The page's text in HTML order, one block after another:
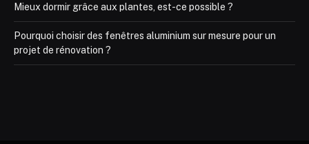
Mieux dormir grâce aux plantes, est-ce possible ?
Pourquoi choisir des fenêtres aluminium sur mesure pour un
projet de rénovation ?